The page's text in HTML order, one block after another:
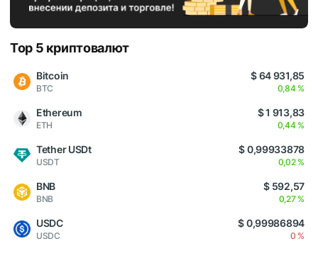
Top 5 криптовалют
Bitcoin
BTC
$ 64 931,85
0,84 %
Ethereum
ETH
$ 1 913,83
0,44 %
Tether USDt
USDT
$ 0,99933878
0,02 %
BNB
BNB
$ 592,57
0,27 %
USDC
USDC
$ 0,99986894
0 %